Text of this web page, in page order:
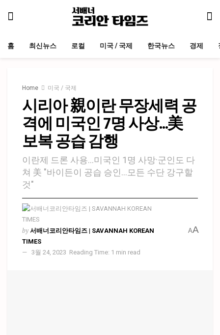
홈 최신뉴스 로컬 미국 / 국제 한국뉴스 경제
Home 미국 / 국제
시리아 親이란 무장세력 공
격에 미국인 7명 사상…美
보복 공습 감행
이란제 드론 사용…미국인 1명 사망·군인도 다
쳐 美 "바이든이 공습 승인…모든 수단 강구할
것"
by 서배너코리안타임즈 | SAVANNAH KOREAN
TIMES
3월 24, 2023 Reading Time: 1 min read
AA